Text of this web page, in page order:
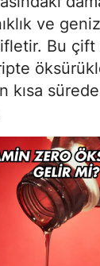
ve geniz
Bu çift
kısa